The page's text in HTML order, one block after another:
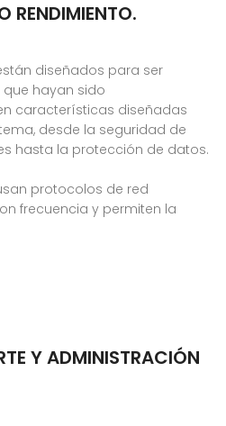
RENDIMIENTO.
diseñados para ser
hayan sido
características diseñadas
desde la seguridad de
hasta la protección de datos.
protocolos de red
frecuencia y permiten la
Y ADMINISTRACIÓN